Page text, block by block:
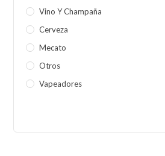
Vino Y Champaña
Cerveza
Mecato
Otros
Vapeadores